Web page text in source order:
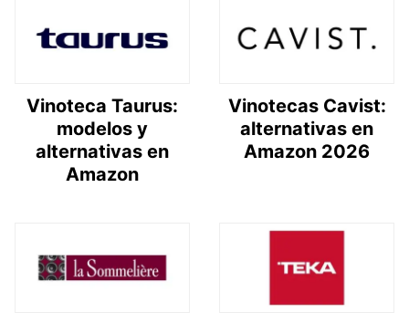
Vinoteca Taurus:
modelos y
alternativas en
Amazon
Vinotecas Cavist:
alternativas en
Amazon 2026